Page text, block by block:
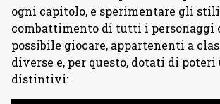
ogni capitolo, e sperimentare gli
combattimento di tutti i personaggi
possibile giocare, appartenenti a
diverse e, per questo, dotati di poteri
distintivi: